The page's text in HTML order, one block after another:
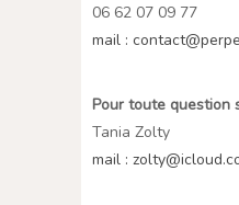
06 62 07 09 77
mail :
Pour toute question
Tania Zolty
mail :